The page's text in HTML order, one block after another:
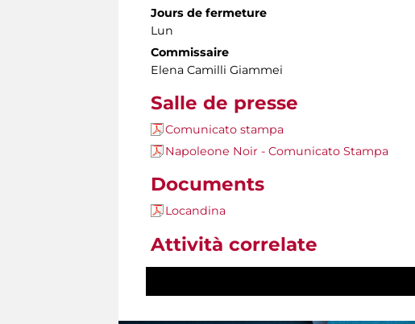
Jours de fermeture
Lun
Commissaire
Elena Camilli Giammei
Salle de presse
Comunicato stampa
Napoleone Noir - Comunicato Stampa
Documents
Locandina
Attività correlate